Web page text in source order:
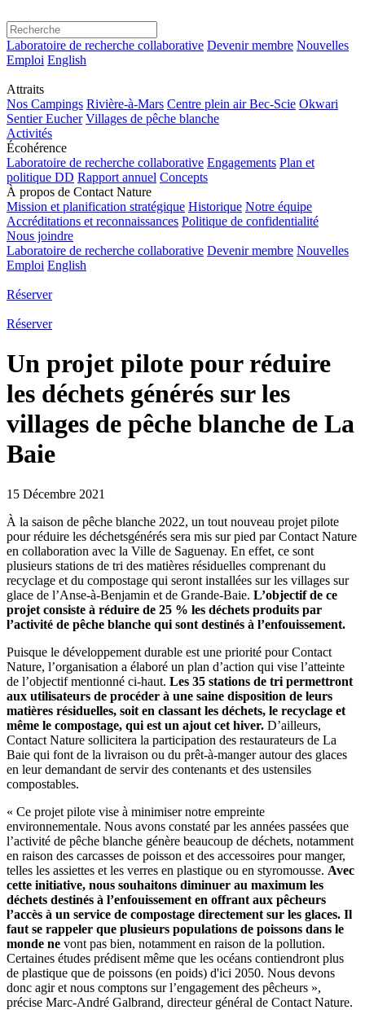
Laboratoire de recherche collaborative Devenir membre Nouvelles
Emploi English
Attraits
Nos Campings Rivière-à-Mars Centre plein air Bec-Scie Okwari
Sentier Eucher Villages de pêche blanche
Activités
Écohérence
Laboratoire de recherche collaborative Engagements Plan et
politique DD Rapport annuel Concepts
À propos de Contact Nature
Mission et planification stratégique Historique Notre équipe
Accréditations et reconnaissances Politique de confidentialité
Nous joindre
Laboratoire de recherche collaborative Devenir membre Nouvelles
Emploi English
Réserver
Réserver
Un projet pilote pour réduire
les déchets générés sur les
villages de pêche blanche de La
Baie
15 Décembre 2021
À la saison de pêche blanche 2022, un tout nouveau projet pilote
pour réduire les déchetsgénérés sera mis sur pied par Contact Nature
en collaboration avec la Ville de Saguenay. En effet, ce sont
plusieurs stations de tri des matières résiduelles comprenant du
recyclage et du compostage qui seront installées sur les villages sur
glace de l’Anse-à-Benjamin et de Grande-Baie. L’objectif de ce
projet consiste à réduire de 25 % les déchets produits par
l’activité de pêche blanche qui sont destinés à l’enfouissement.
Puisque le développement durable est une priorité pour Contact
Nature, l’organisation a élaboré un plan d’action qui vise l’atteinte
de l’objectif mentionné ci-haut. Les 35 stations de tri permettront
aux utilisateurs de procéder à une saine disposition de leurs
matières résiduelles, soit en classant les déchets, le recyclage et
même le compostage, qui est un ajout cet hiver. D’ailleurs,
Contact Nature sollicitera la participation des restaurateurs de La
Baie qui font de la livraison ou du prêt-à-manger autour des glaces
en leur demandant de servir des contenants et des ustensiles
compostables.
« Ce projet pilote vise à minimiser notre empreinte
environnementale. Nous avons constaté par les années passées que
l’activité de pêche blanche génère beaucoup de déchets, notamment
en raison des carcasses de poisson et des accessoires pour manger,
telles les assiettes et les verres en plastique ou en styromousse. Avec
cette initiative, nous souhaitons diminuer au maximum les
déchets destinés à l’enfouissement en offrant aux pêcheurs
l’accès à un service de compostage directement sur les glaces. Il
faut se rappeler que plusieurs populations de poissons dans le
monde ne vont pas bien, notamment en raison de la pollution.
Certaines études prédisent même que les océans contiendront plus
de plastique que de poissons (en poids) d'ici 2050. Nous devons
donc agir et nous comptons sur l’engagement des pêcheurs »,
précise Marc-André Galbrand, directeur général de Contact Nature.